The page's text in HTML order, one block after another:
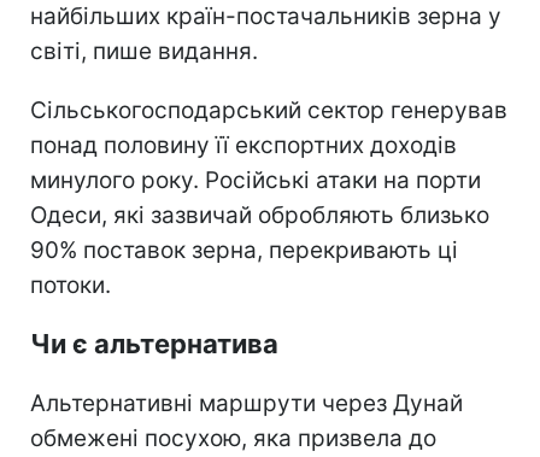
найбільших країн-постачальників зерна у
світі, пише видання.
Сільськогосподарський сектор генерував
понад половину її експортних доходів
минулого року. Російські атаки на порти
Одеси, які зазвичай обробляють близько
90% поставок зерна, перекривають ці
потоки.
Чи є альтернатива
Альтернативні маршрути через Дунай
обмежені посухою, яка призвела до